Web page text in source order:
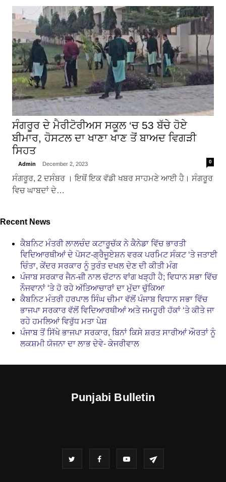
ਸੰਗਰੂਰ ਦੇ ਮੈਰੀਟੋਰੀਅਸ ਸਕੂਲ ‘ਚ 53 ਬੱਚੇ ਹੋਏ
ਬੀਮਾਰ, ਹੋਸਟਲ ਦਾ ਖਾਣਾ ਖਾਣ ਤੋਂ ਬਾਅਦ ਵਿਗੜੀ
ਸਿਹਤ
Admin December 2, 2023 0
ਸੰਗਰੂਰ, 2 ਦਸੰਬਰ । ਇਥੋਂ ਇਕ ਵੱਡੀ ਖਬਰ ਸਾਹਮਣੇ ਆਈ ਹੈ। ਸੰਗਰੂਰ
ਵਿਚ ਘਾਬਦਾਂ ਦੇ…
Recent News
ਕੈਬਨਿਟ ਮੰਤਰੀ ਲਾਲਚੰਦ ਕਟਾਰੂਚੱਕ ਨੇ ਕੈਨੇਡਾ ਵਿੱਚ ਭਾਰਤੀ
ਵਿਦਿਆਰਥੀਆਂ ਦੇ ਪੋਸਟ-ਗ੍ਰੈਜੂਏਸ਼ਨ ਵਰਕ ਪਰਮਿਟ ਸੰਕਟ ‘ਤੇ ਜਤਾਈ
ਚਿੰਤਾ, ਕੇਂਦਰ ਸਰਕਾਰ ਨੂੰ ਤੁਰੰਤ ਦਖਲ ਦੇਣ ਦੀ ਕੀਤੀ ਮੰਗ
ਪੰਜਾਬ ਸਰਕਾਰ ਜੈਨ-ਜ਼ੀ ਨਾਲ ਚੱਟਾਨ ਵਾਂਗ ਖੜ੍ਹੀ ਹੈ; ਵਿਧਾਨ ਸਭਾ ਵਿੱਚ
ਨੌਜਵਾਨਾਂ ‘ਤੇ ਹੋ ਰਹੇ ਅੱਤਿਆਚਾਰਾਂ ਦਾ ਮੁੱਦਾ ਚੁੱਕਿਆ
ਕੈਬਨਿਟ ਮੰਤਰੀ ਹਰਪਾਲ ਸਿੰਘ ਚੀਮਾ ਵੱਲੋਂ ਪੰਜਾਬ ਵਿਧਾਨ ਸਭਾ ਵਿੱਚ
ਭਾਜਪਾ ਸਰਕਾਰ ਵੱਲੋਂ ਵਿਦਿਆਰਥੀਆਂ ਅਤੇ ਜਮਹੂਰੀ ਹੱਕਾਂ ‘ਤੇ ਕੀਤੇ ਜਾ
ਰਹੇ ਹਮਲਿਆਂ ਵਿਰੁੱਧ ਮਤਾ ਪੇਸ਼
ਪੰਜਾਬ ਤੋਂ ਸਿੱਖੇ ਭਾਜਪਾ ਸਰਕਾਰ, ਬਿਨਾਂ ਕਿਸੇ ਸ਼ਰਤ ਸਾਰੀਆਂ ਔਰਤਾਂ ਨੂੰ
ਲਕਸ਼ਮੀ ਯੋਜਨਾ ਦਾ ਲਾਭ ਦੇਵੇ- ਕੇਜਰੀਵਾਲ
Punjabi Bulletin